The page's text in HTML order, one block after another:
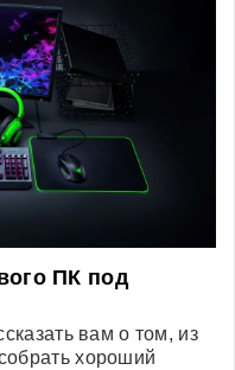
ПК под
вам о том, из
хороший